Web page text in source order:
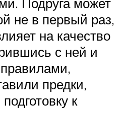
не в первый раз,
на качество
с ней и
предки,
к